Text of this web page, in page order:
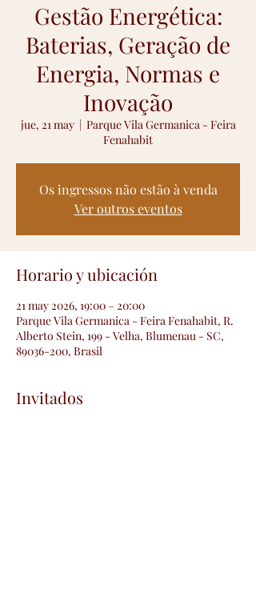
Gestão Energética:
Baterias, Geração de
Energia, Normas e
Inovação
jue, 21 may
  |
Parque Vila Germanica - Feira
Fenahabit
Os ingressos não estão à venda
Ver outros eventos
Horario y ubicación
21 may 2026, 19:00 – 20:00
Parque Vila Germanica - Feira Fenahabit, R.
Alberto Stein, 199 - Velha, Blumenau - SC,
89036-200, Brasil
Invitados